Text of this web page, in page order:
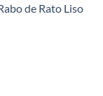
de Rato Liso